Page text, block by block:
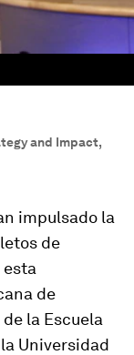
and Impact,
impulsado la
de
esta
de
la Escuela
Universidad